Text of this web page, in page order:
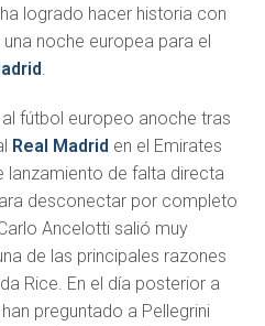
logrado hacer historia con
noche europea para el
al fútbol europeo anoche tras
Real Madrid en el Emirates
lanzamiento de falta directa
desconectar por completo
Ancelotti salió muy
de las principales razones
Rice. En el día posterior a
preguntado a Pellegrini